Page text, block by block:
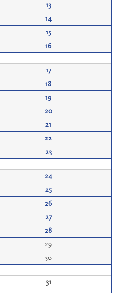
13
14
15
16
17
18
19
20
21
22
23
24
25
26
27
28
29
30
31